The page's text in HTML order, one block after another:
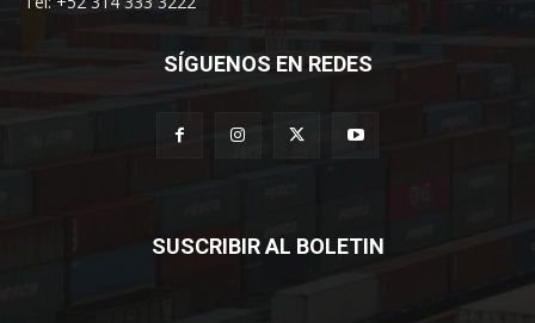
SÍGUENOS EN REDES
SUSCRIBIR AL BOLETIN